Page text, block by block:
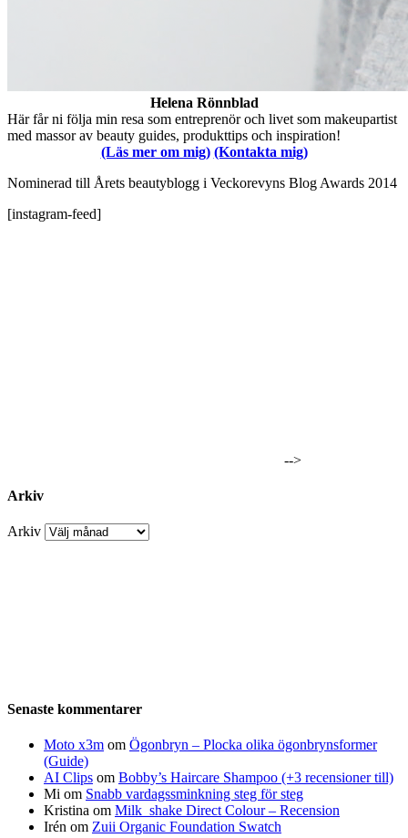
Helena Rönnblad
Här får ni följa min resa som entreprenör och livet som makeupartist
med massor av beauty guides, produkttips och inspiration!
(Läs mer om mig) (Kontakta mig)
Nominerad till Årets beautyblogg i Veckorevyns Blog Awards 2014
[instagram-feed]
-->
Arkiv
Arkiv
Senaste kommentarer
Moto x3m om Ögonbryn – Plocka olika ögonbrynsformer
(Guide)
AI Clips om Bobby’s Haircare Shampoo (+3 recensioner till)
Mi om Snabb vardagssminkning steg för steg
Kristina om Milk_shake Direct Colour – Recension
Irén om Zuii Organic Foundation Swatch